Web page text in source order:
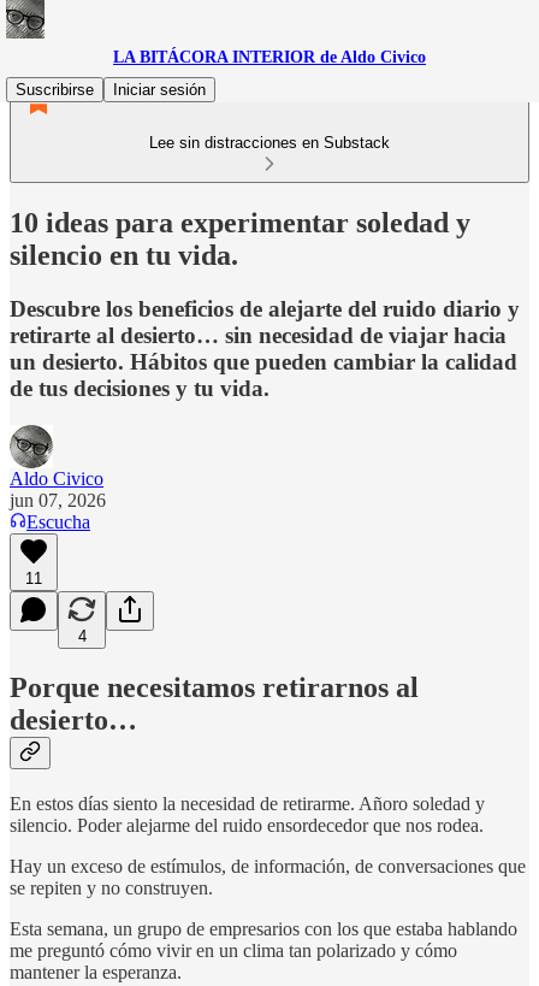
LA BITÁCORA INTERIOR de Aldo Civico
Suscribirse
Iniciar sesión
Lee sin distracciones en Substack
10 ideas para experimentar soledad y
silencio en tu vida.
Descubre los beneficios de alejarte del ruido diario y
retirarte al desierto… sin necesidad de viajar hacia
un desierto. Hábitos que pueden cambiar la calidad
de tus decisiones y tu vida.
Aldo Civico
jun 07, 2026
Escucha
11
4
Porque necesitamos retirarnos al
desierto…
En estos días siento la necesidad de retirarme. Añoro soledad y
silencio. Poder alejarme del ruido ensordecedor que nos rodea.
Hay un exceso de estímulos, de información, de conversaciones que
se repiten y no construyen.
Esta semana, un grupo de empresarios con los que estaba hablando
me preguntó cómo vivir en un clima tan polarizado y cómo
mantener la esperanza.